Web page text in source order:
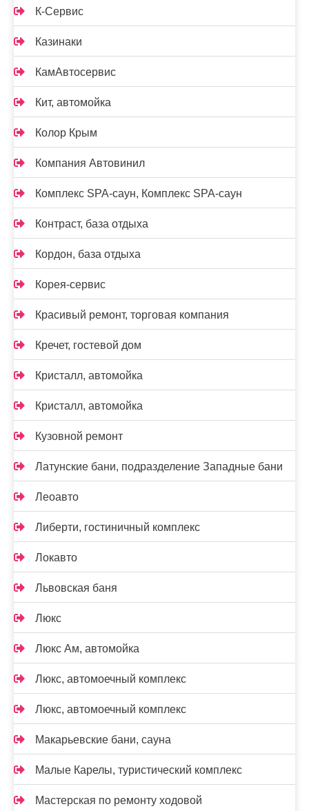
К-Сервис
Казинаки
КамАвтосервис
Кит, автомойка
Колор Крым
Компания Автовинил
Комплекс SPA-саун, Комплекс SPA-саун
Контраст, база отдыха
Кордон, база отдыха
Корея-сервис
Красивый ремонт, торговая компания
Кречет, гостевой дом
Кристалл, автомойка
Кристалл, автомойка
Кузовной ремонт
Латунские бани, подразделение Западные бани
Леоавто
Либерти, гостиничный комплекс
Локавто
Львовская баня
Люкс
Люкс Ам, автомойка
Люкс, автомоечный комплекс
Люкс, автомоечный комплекс
Макарьевские бани, сауна
Малые Карелы, туристический комплекс
Мастерская по ремонту ходовой